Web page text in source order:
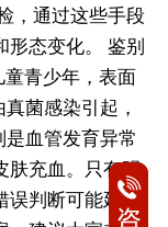
，通过这些手段
态变化。
鉴别
青少年，表面
真菌感染引起，
是血管发育异常
肤充血。只有明
误判断可能延误